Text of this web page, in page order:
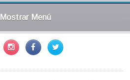
Mostrar Menú